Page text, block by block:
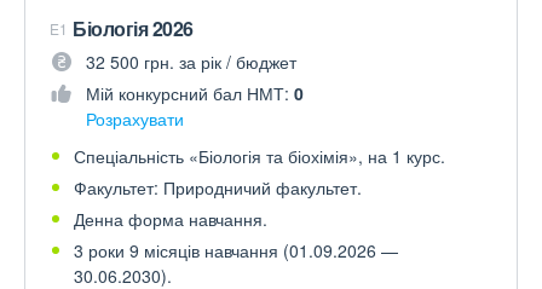
E1 Біологія 2026
32 500 грн. за рік / бюджет
Мій конкурсний бал НМТ: 0
Розрахувати
Спеціальність «Біологія та біохімія», на 1 курс.
Факультет: Природничий факультет.
Денна форма навчання.
3 роки 9 місяців навчання (01.09.2026 —
30.06.2030).